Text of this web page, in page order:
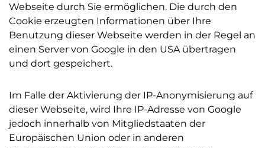
Webseite durch Sie ermöglichen. Die durch den
Cookie erzeugten Informationen über Ihre
Benutzung dieser Webseite werden in der Regel an
einen Server von Google in den USA übertragen
und dort gespeichert.
Im Falle der Aktivierung der IP-Anonymisierung auf
dieser Webseite, wird Ihre IP-Adresse von Google
jedoch innerhalb von Mitgliedstaaten der
Europäischen Union oder in anderen